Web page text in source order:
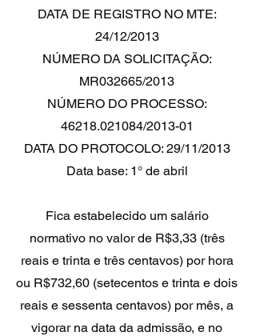
DATA DE REGISTRO NO MTE:
24/12/2013
NÚMERO DA SOLICITAÇÃO:
MR032665/2013
NÚMERO DO PROCESSO:
46218.021084/2013-01
DATA DO PROTOCOLO: 29/11/2013
Data base: 1° de abril
Fica estabelecido um salário
normativo no valor de R$3,33 (três
reais e trinta e três centavos) por hora
ou R$732,60 (setecentos e trinta e dois
reais e sessenta centavos) por mês, a
vigorar na data da admissão, e no